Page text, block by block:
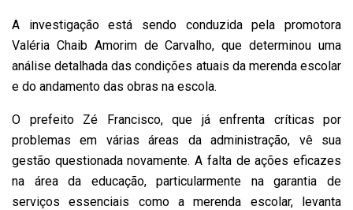
A investigação está sendo conduzida pela promotora
Valéria Chaib Amorim de Carvalho, que determinou uma
análise detalhada das condições atuais da merenda escolar
e do andamento das obras na escola.
O prefeito Zé Francisco, que já enfrenta críticas por
problemas em várias áreas da administração, vê sua
gestão questionada novamente. A falta de ações eficazes
na área da educação, particularmente na garantia de
serviços essenciais como a merenda escolar, levanta